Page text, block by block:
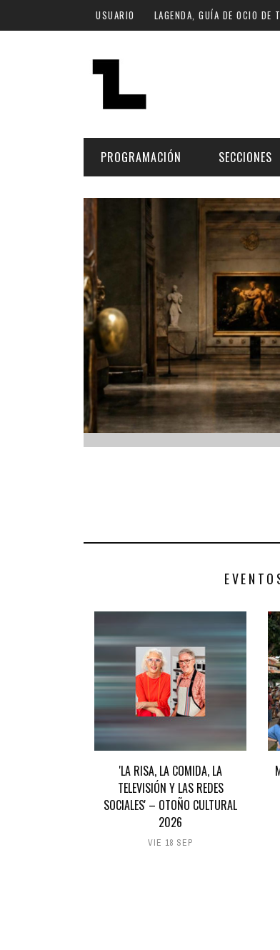
Pasar al contenido principal
USUARIO LAGENDA, GUÍA DE OCIO DE
PROGRAMACIÓN
Plan Finde
SECCIONES
MÚSICA
ESCÉNICAS
CULTURA
GASTRONOMÍA
INFANTIL
'LA RISA, LA COMIDA, LA
TELEVISIÓN Y LAS REDES
SOCIALES' – OTOÑO CULTURAL
2026
VIE 18 SEP